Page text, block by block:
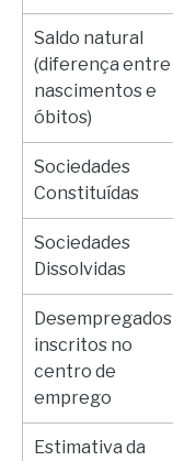
Saldo natural
(diferença entre
nascimentos e
óbitos)
Sociedades
Constituídas
Sociedades
Dissolvidas
Desempregados
inscritos no
centro de
emprego
Estimativa da